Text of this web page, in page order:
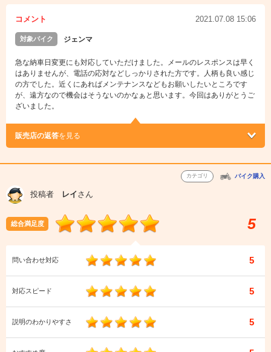
コメント 2021.07.08 15:06
対象バイク ジェンマ
急な納車日変更にも対応していただけました。メールのレスポンスは早く
はありませんが、電話の応対などしっかりされた方です。人柄も良い感じ
の方でした。近くにあればメンテナンスなどもお願いしたいところです
が、遠方なので機会はそうないのかなぁと思います。今回はありがとうご
ざいました。
販売店の返答を見る
カテゴリ バイク購入
投稿者 レイさん
総合満足度 5
問い合わせ対応 5
対応スピード 5
説明のわかりやすさ 5